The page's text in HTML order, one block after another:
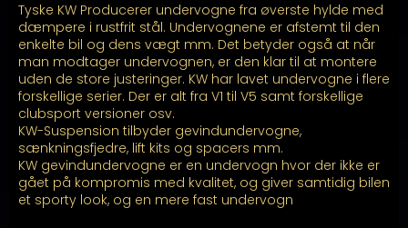
kr. 22.299,00
Tyske KW Producerer undervogne fra øverste hylde med
dæmpere i rustfrit stål. Undervognene er afstemt til den
enkelte bil og dens vægt mm. Det betyder også at når
man modtager undervognen, er den klar til at montere
uden de store justeringer. KW har lavet undervogne i flere
forskellige serier. Der er alt fra V1 til V5 samt forskellige
clubsport versioner osv.
KW-Suspension tilbyder gevindundervogne,
sænkningsfjedre, lift kits og spacers mm.
KW gevindundervogne er en undervogn hvor der ikke er
gået på kompromis med kvalitet, og giver samtidig bilen
et sporty look, og en mere fast undervogn